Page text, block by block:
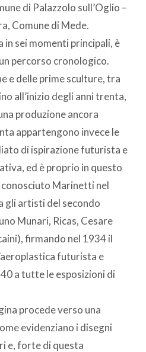
di Palazzolo sull’Oglio –
Comune di Mede.
in sei momenti principali, è
percorso cronologico.
e delle prime sculture, tra
all’inizio degli anni trenta,
produzione ancora
appartengono invece le
di ispirazione futurista e
ed è proprio in questo
Marinetti nel
gli artisti del secondo
Munari, Ricas, Cesare
firmando nel 1934 il
futurista e
a tutte le esposizioni di
procede verso una
evidenziano i disegni
e, forte di questa